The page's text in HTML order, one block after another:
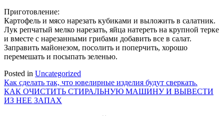
Приготовление:
Картофель и мясо нарезать кубиками и выложить в салатник.
Лук репчатый мелко нарезать, яйца натереть на крупной терке
и вместе с нарезанными грибами добавить все в салат.
Заправить майонезом, посолить и поперчить, хорошо
перемешать и посыпать зеленью.
Posted in Uncategorized
Навигация
по
Как сделать так, что ювелирные изделия будут сверкать.
КАК ОЧИСТИТЬ СТИРАЛЬНУЮ МАШИНУ И ВЫВЕСТИ
ИЗ НЕЕ ЗАПАХ